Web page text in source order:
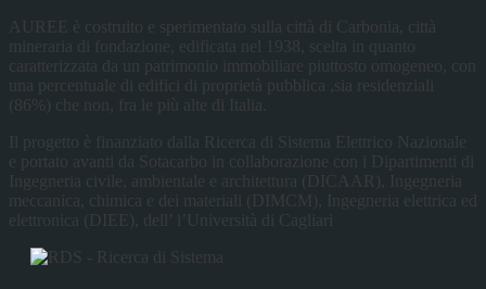
AUREE è costruito e sperimentato sulla città di Carbonia, città
mineraria di fondazione, edificata nel 1938, scelta in quanto
caratterizzata da un patrimonio immobiliare piuttosto omogeneo, con
una percentuale di edifici di proprietà pubblica ,sia residenziali
(86%) che non, fra le più alte di Italia.
Il progetto è finanziato dalla Ricerca di Sistema Elettrico Nazionale
e portato avanti da Sotacarbo in collaborazione con i Dipartimenti di
Ingegneria civile, ambientale e architettura (DICAAR), Ingegneria
meccanica, chimica e dei materiali (DIMCM), Ingegneria elettrica ed
elettronica (DIEE), dell’ l’Università di Cagliari